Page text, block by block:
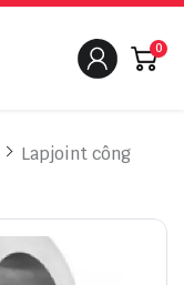
0
Lapjoint công